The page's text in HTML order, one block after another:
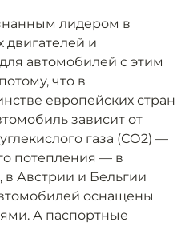
лидером в
двигателей и
автомобилей с этим
что в
европейских стран
зависит от
газа (СО2) —
потепления — в
Австрии и Бельгии
оснащены
А паспортные